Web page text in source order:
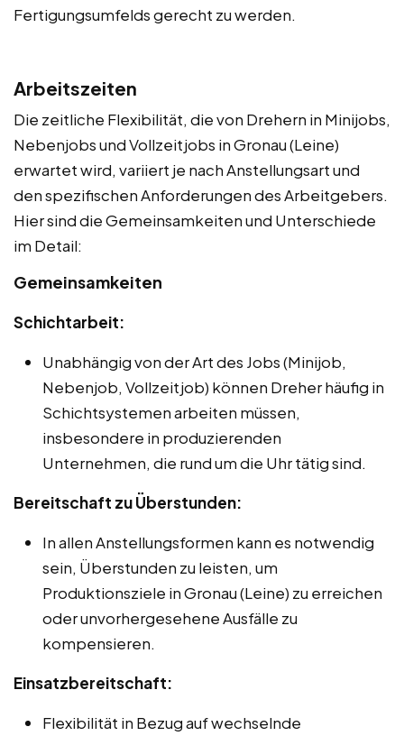
Fertigungsumfelds gerecht zu werden.
Arbeitszeiten
Die zeitliche Flexibilität, die von Drehern in Minijobs,
Nebenjobs und Vollzeitjobs in Gronau (Leine)
erwartet wird, variiert je nach Anstellungsart und
den spezifischen Anforderungen des Arbeitgebers.
Hier sind die Gemeinsamkeiten und Unterschiede
im Detail:
Gemeinsamkeiten
Schichtarbeit:
Unabhängig von der Art des Jobs (Minijob,
Nebenjob, Vollzeitjob) können Dreher häufig in
Schichtsystemen arbeiten müssen,
insbesondere in produzierenden
Unternehmen, die rund um die Uhr tätig sind.
Bereitschaft zu Überstunden:
In allen Anstellungsformen kann es notwendig
sein, Überstunden zu leisten, um
Produktionsziele in Gronau (Leine) zu erreichen
oder unvorhergesehene Ausfälle zu
kompensieren.
Einsatzbereitschaft:
Flexibilität in Bezug auf wechselnde